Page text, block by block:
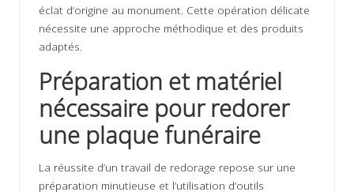
éclat d’origine au monument. Cette opération délicate
nécessite une approche méthodique et des produits
adaptés.
Préparation et matériel
nécessaire pour redorer
une plaque funéraire
La réussite d’un travail de redorage repose sur une
préparation minutieuse et l’utilisation d’outils